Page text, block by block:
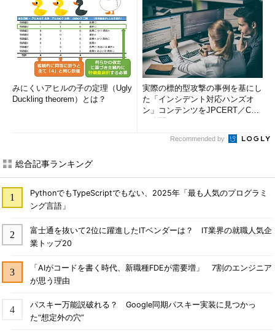
みにくいアヒルの子の定理（Ugly
Duckling theorem）とは？
実際の標的型攻撃の事例を基にし
た「インシデント対応ハンズオ
ン」コンテンツをJPCERT／CC
Recommended by
総合記事ランキング
PythonでもTypeScriptでもない、2025年「最も人気のプログラミ
ング言語」
富士通を抜いて2位に躍進したITベンダーは？ IT業界の就職人気企
業トップ20
「AIがコードを書く時代、新職種FDEが需要増」 7割のエンジニア
が思う理由
パスキー万能説破れる？ Google同期パスキー実装に見つかっ
た“想定外の穴”